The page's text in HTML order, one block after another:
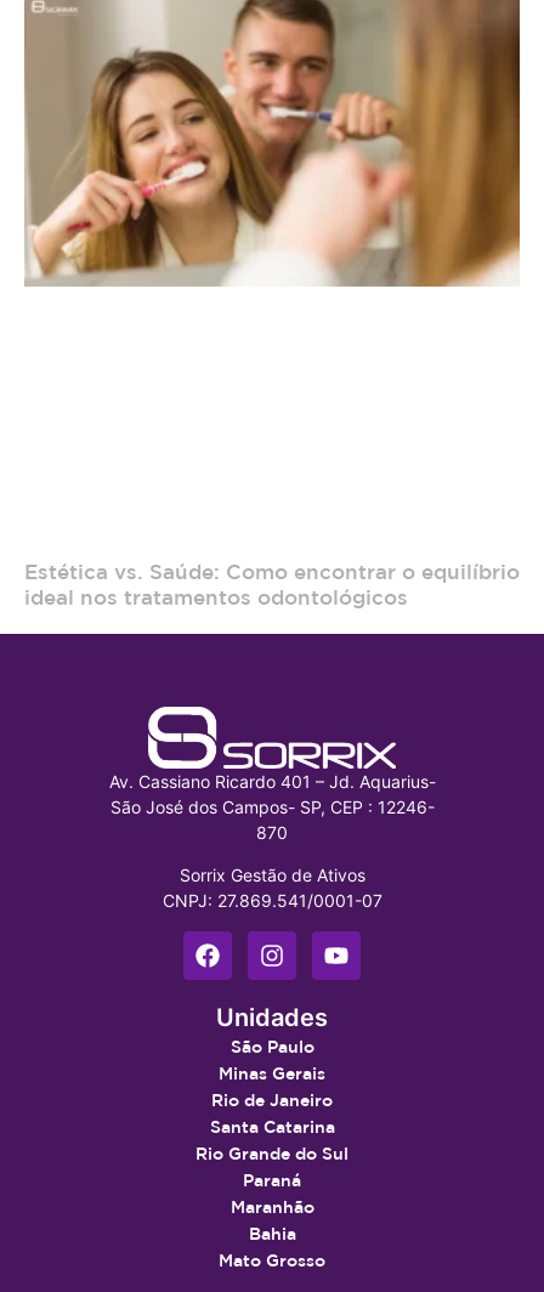
Estética vs. Saúde: Como encontrar o equilíbrio
ideal nos tratamentos odontológicos
Av. Cassiano Ricardo 401 – Jd. Aquarius-
São José dos Campos- SP, CEP : 12246-
870
Sorrix Gestão de Ativos
CNPJ: 27.869.541/0001-07
Unidades
São Paulo
Minas Gerais
Rio de Janeiro
Santa Catarina
Rio Grande do Sul
Paraná
Maranhão
Bahia
Mato Grosso